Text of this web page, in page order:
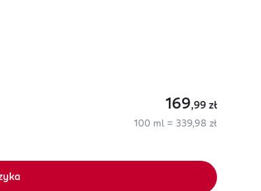
169,99 zł
100 ml = 339,98 zł